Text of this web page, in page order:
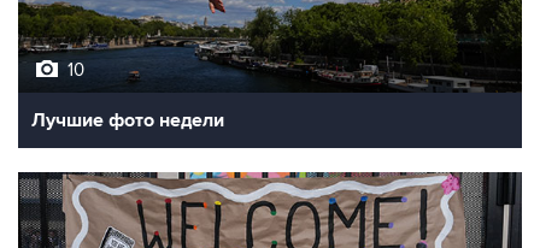
10
Лучшие фото недели